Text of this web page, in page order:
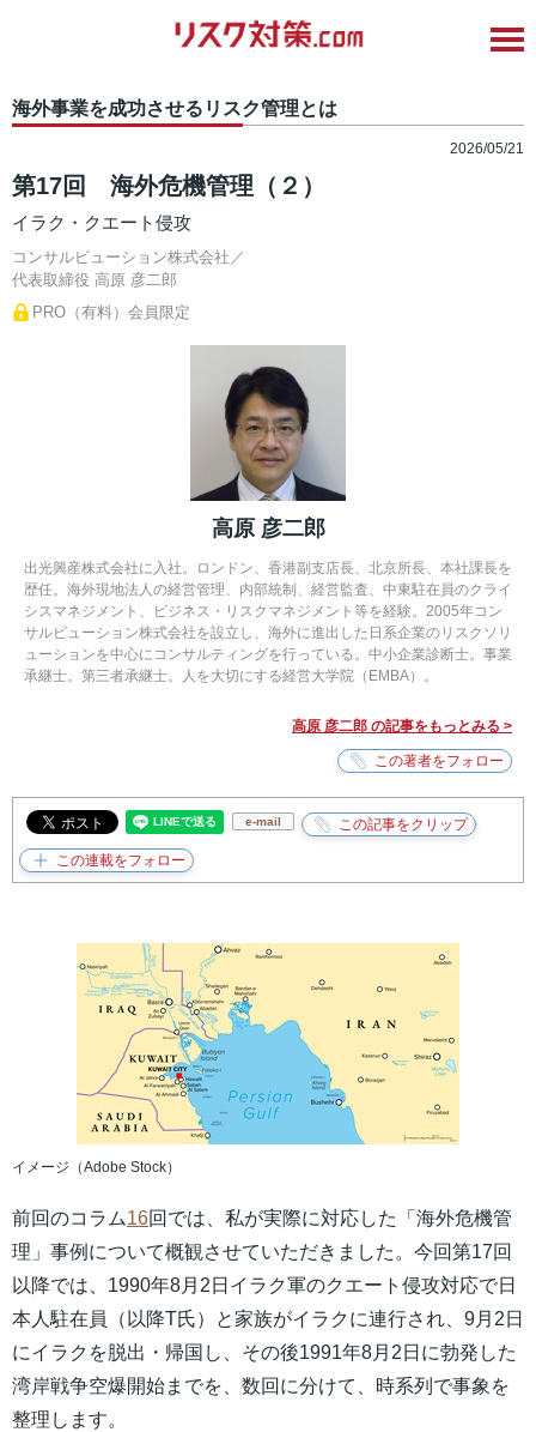
海外事業を成功させるリスク管理とは
2026/05/21
第17回 海外危機管理（２）
イラク・クエート侵攻
コンサルビューション株式会社／
代表取締役 高原 彦二郎
PRO（有料）会員限定
高原 彦二郎
出光興産株式会社に入社。ロンドン、香港副支店長、北京所長、本社課長を
歴任。海外現地法人の経営管理、内部統制、経営監査、中東駐在員のクライ
シスマネジメント、ビジネス・リスクマネジメント等を経験。2005年コン
サルビューション株式会社を設立し、海外に進出した日系企業のリスクソリ
ューションを中心にコンサルティングを行っている。中小企業診断士。事業
承継士。第三者承継士。人を大切にする経営大学院（EMBA）。
高原 彦二郎 の記事をもっとみる >
e-mail
イメージ（Adobe Stock）
前回のコラム16回では、私が実際に対応した「海外危機管
理」事例について概観させていただきました。今回第17回
以降では、1990年8月2日イラク軍のクエート侵攻対応で日
本人駐在員（以降T氏）と家族がイラクに連行され、9月2日
にイラクを脱出・帰国し、その後1991年8月2日に勃発した
湾岸戦争空爆開始までを、数回に分けて、時系列で事象を
整理します。